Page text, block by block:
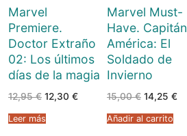
Juegos de mesa
Juegos de cartas
Juegos de dados
Juegos de tablero
Juegos infantiles
Cómics
Europeo
Manga
USA
Harry Potter
Star Wars
Sobre Nosotros
Blog
Contacto
Marvel
Premiere.
Doctor Extraño
02: Los últimos
días de la magia
12,95€ El
precio
original
era:
12,30 €El
Leer más
Marvel Must-
Have. Capitán
América: El
Soldado de
Invierno
15,00€ El
precio
original
era:
14,25 €El
Añadir al carrito